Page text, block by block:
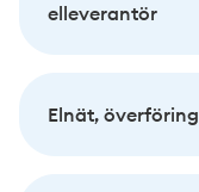
elleverantör
Elnät,